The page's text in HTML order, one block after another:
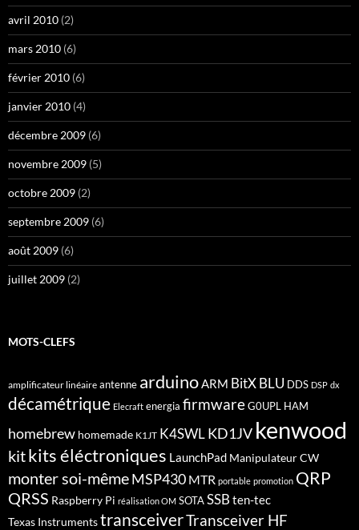
avril 2010 (2)
mars 2010 (6)
février 2010 (6)
janvier 2010 (4)
décembre 2009 (6)
novembre 2009 (5)
octobre 2009 (2)
septembre 2009 (6)
août 2009 (6)
juillet 2009 (2)
MOTS-CLEFS
amplificateur linéaire antenne arduinoARM BitX BLU DDS DSP dx
décamétrique Elecraft energia firmwareG0UPL HAM
homebrew homemade K1JT K4SWL KD1JV kenwood
kitkits éléctroniques LaunchPad Manipulateur CW
monter soi-mêmeMSP430 MTR portable promotion QRP
QRSS Raspberry Pi réalisation OM SOTASSB ten-tec
Texas InstrumentstransceiverTransceiver HF